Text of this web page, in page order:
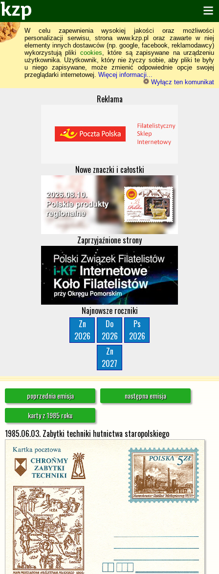
W celu zapewnienia wysokiej jakości oraz możliwości
personalizacji serwisu, strona www.kzp.pl oraz zawarte w niej
elementy innych dostawców (np. google, facebook, reklamodawcy)
wykorzystują pliki cookies, które są zapisywane na urządzeniu
użytkownika. Użytkownik, który nie życzy sobie, aby pliki te były
u niego zapisywane, może zmienić odpowiednie opcje swojej
przeglądarki internetowej. Więcej informacji...
Wyłącz ten komunikat
Reklama
Nowe znaczki i całostki
Zaprzyjaźnione strony
Najnowsze roczniki
Zn
2026
Do
2026
Ps
2026
Zn
2027
poprzednia emisja
następna emisja
karty z 1985 roku
1985.06.03. Zabytki techniki hutnictwa staropolskiego